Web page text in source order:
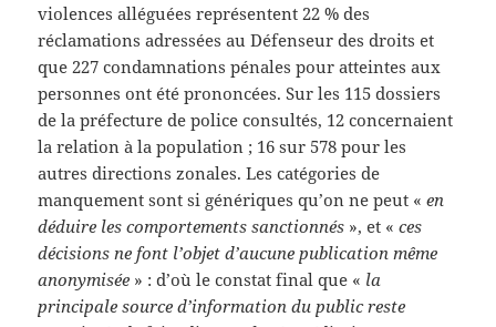
violences alléguées représentent 22 % des
réclamations adressées au Défenseur des droits et
que 227 condamnations pénales pour atteintes aux
personnes ont été prononcées. Sur les 115 dossiers
de la préfecture de police consultés, 12 concernaient
la relation à la population ; 16 sur 578 pour les
autres directions zonales. Les catégories de
manquement sont si génériques qu’on ne peut «en
déduire les comportements sanctionnés », et « ces
décisions ne font l’objet d’aucune publication même
anonymisée » : d’où le constat final que « la
principale source d’information du public reste